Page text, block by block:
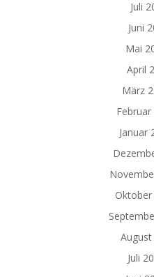
Juli
Juni
Mai
April
März
Februar
Januar
Oktober
Juli